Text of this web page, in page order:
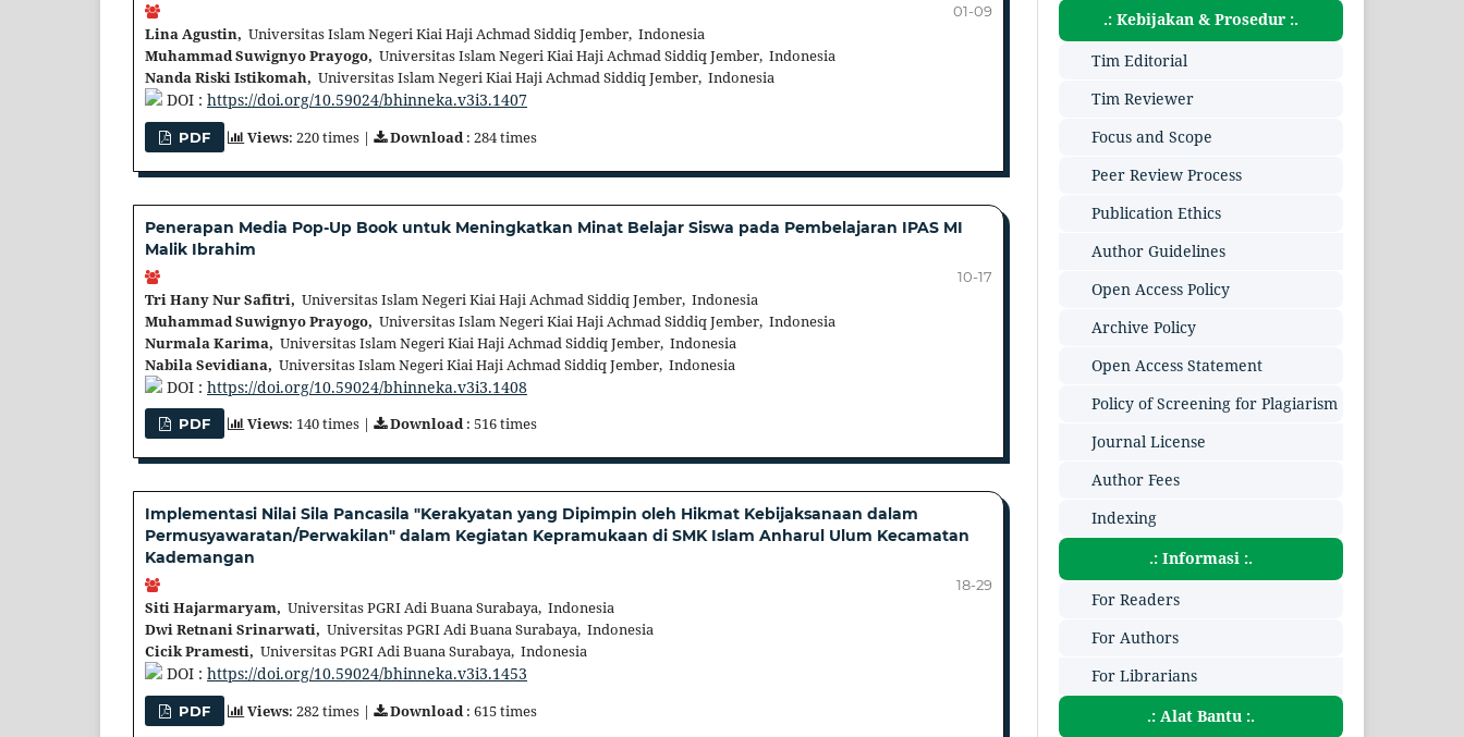
Lina Agustin, Universitas Islam Negeri Kiai Haji Achmad Siddiq Jember, Indonesia
Muhammad Suwignyo Prayogo, Universitas Islam Negeri Kiai Haji Achmad Siddiq Jember, Indonesia
Nanda Riski Istikomah, Universitas Islam Negeri Kiai Haji Achmad Siddiq Jember, Indonesia
01-09
DOI : https://doi.org/10.59024/bhinneka.v3i3.1407
PDF Views: 220 times | Download: 284 times
Penerapan Media Pop-Up Book untuk Meningkatkan Minat Belajar Siswa pada Pembelajaran IPAS MI
Malik Ibrahim
Tri Hany Nur Safitri, Universitas Islam Negeri Kiai Haji Achmad Siddiq Jember, Indonesia
Muhammad Suwignyo Prayogo, Universitas Islam Negeri Kiai Haji Achmad Siddiq Jember, Indonesia
Nurmala Karima, Universitas Islam Negeri Kiai Haji Achmad Siddiq Jember, Indonesia
Nabila Sevidiana, Universitas Islam Negeri Kiai Haji Achmad Siddiq Jember, Indonesia
10-17
DOI : https://doi.org/10.59024/bhinneka.v3i3.1408
PDF Views: 140 times | Download: 516 times
Implementasi Nilai Sila Pancasila "Kerakyatan yang Dipimpin oleh Hikmat Kebijaksanaan dalam
Permusyawaratan/Perwakilan" dalam Kegiatan Kepramukaan di SMK Islam Anharul Ulum Kecamatan
Kademangan
Siti Hajarmaryam, Universitas PGRI Adi Buana Surabaya, Indonesia
Dwi Retnani Srinarwati, Universitas PGRI Adi Buana Surabaya, Indonesia
Cicik Pramesti, Universitas PGRI Adi Buana Surabaya, Indonesia
18-29
DOI : https://doi.org/10.59024/bhinneka.v3i3.1453
PDF Views: 282 times | Download: 615 times
.: Kebijakan & Prosedur :.
Tim Editorial
Tim Reviewer
Focus and Scope
Peer Review Process
Publication Ethics
Author Guidelines
Open Access Policy
Archive Policy
Open Access Statement
Policy of Screening for Plagiarism
Journal License
Author Fees
Indexing
.: Informasi :.
For Readers
For Authors
For Librarians
.: Alat Bantu :.